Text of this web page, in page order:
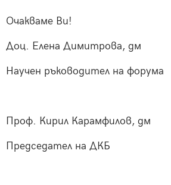
Очакваме Ви!
Доц. Елена Димитрова, дм
Научен ръководител на форума
Проф. Кирил Карамфилов, дм
Председател на ДКБ